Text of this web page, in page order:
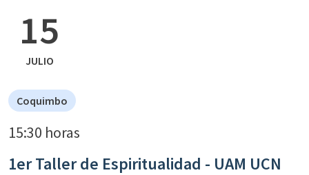
15
JULIO
Coquimbo
15:30 horas
1er Taller de Espiritualidad - UAM UCN